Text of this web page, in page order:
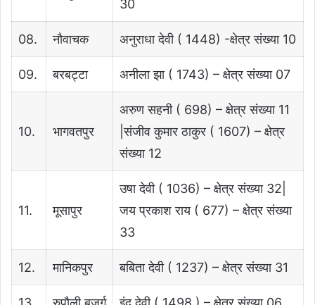
30
08. नौवाचक अनुराधा देवी ( 1448) -क्षेत्र संख्या 10
09. बरबट्टा अनीला झा ( 1743) – क्षेत्र संख्या 07
10. भागवतपुर
अरुण सहनी ( 698) – क्षेत्र संख्या 11
|संजीव कुमार ठाकुर ( 1607) – क्षेत्र
संख्या 12
11. मूसापुर
उषा देवी ( 1036) – क्षेत्र संख्या 32|
जय प्रकाश राय ( 677) – क्षेत्र संख्या
33
12. मानिकपुर बबिता देवी ( 1237) – क्षेत्र संख्या 31